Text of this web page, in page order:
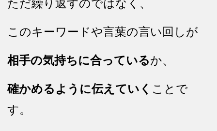
ただ繰り返すのではなく、
このキーワードや言葉の言い回しが
相手の気持ちに合っているか、
確かめるように伝えていく ことで
す。